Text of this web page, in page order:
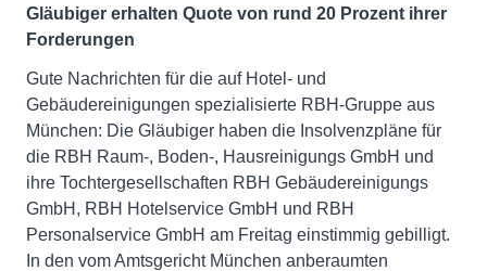
Gläubiger erhalten Quote von rund 20 Prozent ihrer
Forderungen
Gute Nachrichten für die auf Hotel- und
Gebäudereinigungen spezialisierte RBH-Gruppe aus
München: Die Gläubiger haben die Insolvenzpläne für
die RBH Raum-, Boden-, Hausreinigungs GmbH und
ihre Tochtergesellschaften RBH Gebäudereinigungs
GmbH, RBH Hotelservice GmbH und RBH
Personalservice GmbH am Freitag einstimmig gebilligt.
In den vom Amtsgericht München anberaumten